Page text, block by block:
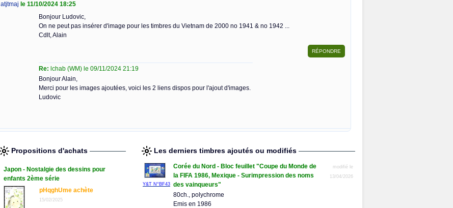
atjtmaj le 11/10/2024 18:25
Bonjour Ludovic,
On ne peut pas insérer d'image pour les timbres du Vietnam de 2000 no 1941 & no 1942 ...
Cdlt, Alain
Re: lchab (WM) le 09/11/2024 21:19
Bonjour Alain,
Merci pour les images ajoutées, voici les 2 liens dispos pour l'ajout d'images.
Ludovic
Propositions d'achats
Japon - Nostalgie des dessins pour
enfants 2ème série
pHqghUme achète
15/02/2025
Les derniers timbres ajoutés ou modifiés
Y&T N°BF43
Corée du Nord - Bloc feuillet "Coupe du Monde de
la FIFA 1986, Mexique - Surimpression des noms
des vainqueurs"
modifié le
13/04/2026
80ch., polychrome
Emis en 1986